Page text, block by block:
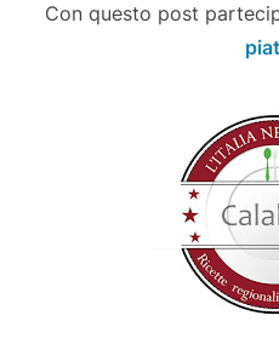
Con questo post